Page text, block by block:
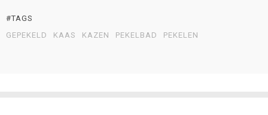
#TAGS
GEPEKELD
KAAS KAZEN PEKELBAD PEKELEN